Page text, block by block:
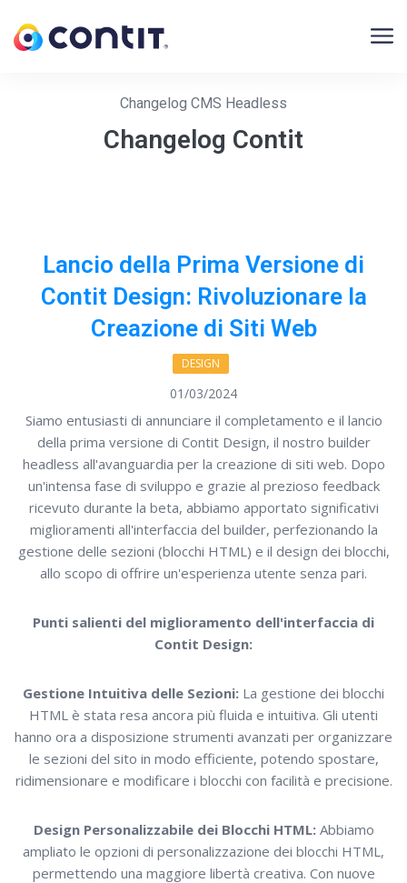
Changelog CMS Headless
Changelog Contit
Lancio della Prima Versione di
Contit Design: Rivoluzionare la
Creazione di Siti Web
DESIGN
01/03/2024
Siamo entusiasti di annunciare il completamento e il lancio
della prima versione di Contit Design, il nostro builder
headless all'avanguardia per la creazione di siti web. Dopo
un'intensa fase di sviluppo e grazie al prezioso feedback
ricevuto durante la beta, abbiamo apportato significativi
miglioramenti all'interfaccia del builder, perfezionando la
gestione delle sezioni (blocchi HTML) e il design dei blocchi,
allo scopo di offrire un'esperienza utente senza pari.
Punti salienti del miglioramento dell'interfaccia di
Contit Design:
Gestione Intuitiva delle Sezioni: La gestione dei blocchi
HTML è stata resa ancora più fluida e intuitiva. Gli utenti
hanno ora a disposizione strumenti avanzati per organizzare
le sezioni del sito in modo efficiente, potendo spostare,
ridimensionare e modificare i blocchi con facilità e precisione.
Design Personalizzabile dei Blocchi HTML:Abbiamo
ampliato le opzioni di personalizzazione dei blocchi HTML,
permettendo una maggiore libertà creativa. Con nuove